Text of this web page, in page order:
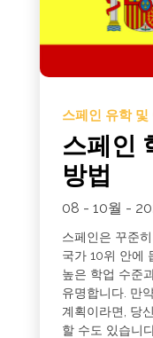
스페인 유학 및
스페인
방법
08 - 10월 -
스페인은 꾸준
국가 10위 안에
높은 학업 수준
유명합니다. 만
계획이라면, 당
할 수도 있습니다